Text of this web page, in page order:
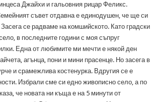
Джайхи и гальовния рицар Феликс.
съвет отдавна е единодушен, че ще си
се радваме на комшийското. Като градски
в последните години с моя съпруг
Една от любимите ми мечти е някой ден
агънца, пони и мини прасенце. Но засега в
и срамежлива костенурка. Вдругия се е
Избрали сме си едно живописно село, а по
че новата ни къща е на 5 минути от